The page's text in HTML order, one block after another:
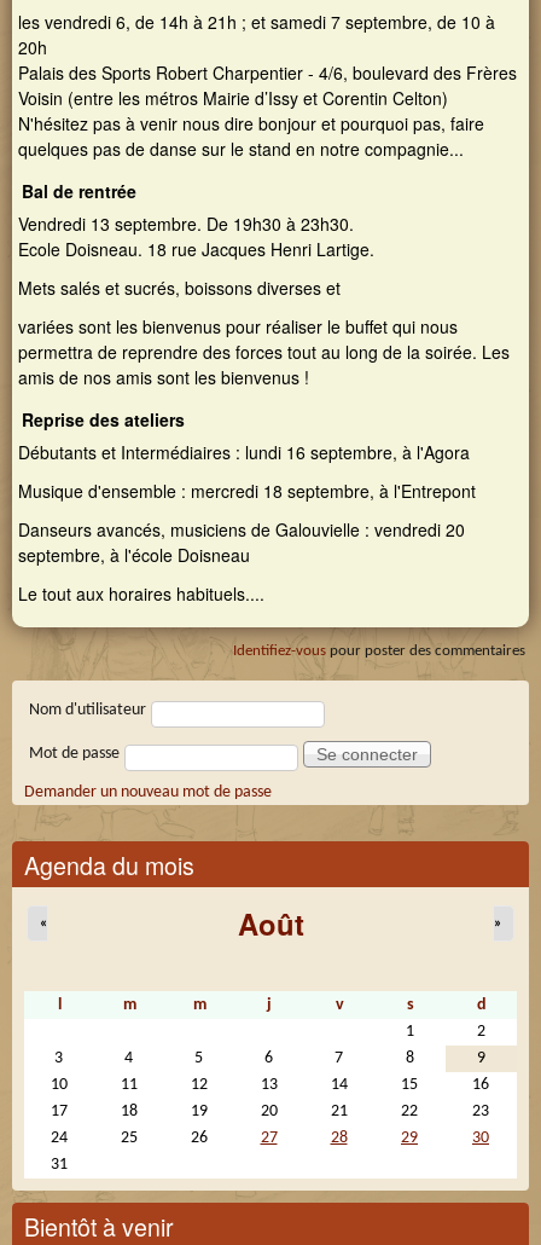
Les 20 ans de Galouvielle en images
Mot de passe
Demander un nouveau mot de passe
Formulaire de recherche
Rechercher
les vendredi 6, de 14h à 21h ; et samedi 7 septembre, de 10 à
20h
Palais des Sports Robert Charpentier - 4/6, boulevard des Frères
Voisin (entre les métros Mairie d’Issy et Corentin Celton)
N'hésitez pas à venir nous dire bonjour et pourquoi pas, faire
quelques pas de danse sur le stand en notre compagnie...
Bal de rentrée
Vendredi 13 septembre. De 19h30 à 23h30.
Ecole Doisneau. 18 rue Jacques Henri Lartige.
Mets salés et sucrés, boissons diverses et
variées sont les bienvenus pour réaliser le buffet qui nous
permettra de reprendre des forces tout au long de la soirée. Les
amis de nos amis sont les bienvenus !
Reprise des ateliers
Débutants et Intermédiaires : lundi 16 septembre, à l'Agora
Musique d'ensemble : mercredi 18 septembre, à l'Entrepont
Danseurs avancés, musiciens de Galouvielle : vendredi 20
septembre, à l'école Doisneau
Le tout aux horaires habituels....
Identifiez-vouspour poster des commentaires
Connexion membre
Nom d'utilisateur
Mot de passe
Demander un nouveau mot de passe
Agenda du mois
Août
« »
m m j v s
d
1
2
3
4 5 6 7 8
9
10
11 12 13 14 15
16
17
18 19 20 21 22
23
24
25 26 27 28 29
30
31
Bientôt à venir